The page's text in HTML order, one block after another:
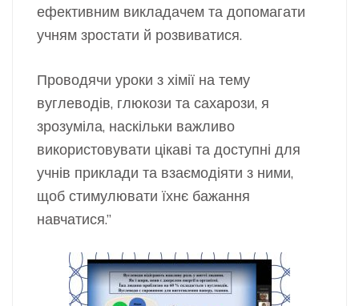
ефективним викладачем та допомагати
учням зростати й розвиватися.
Проводячи уроки з хімії на тему
вуглеводів, глюкози та сахарози, я
зрозуміла, наскільки важливо
використовувати цікаві та доступні для
учнів приклади та взаємодіяти з ними,
щоб стимулювати їхнє бажання
навчатися.”